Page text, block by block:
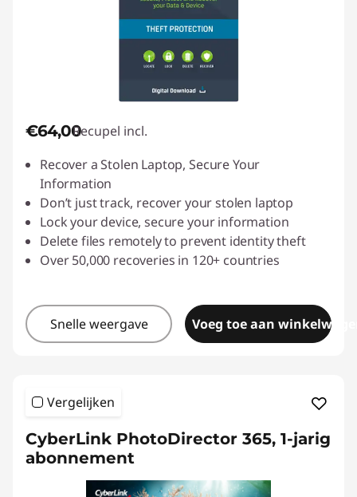
€64,00Recupel incl.
Recover a Stolen Laptop, Secure Your
Information
Don’t just track, recover your stolen laptop
Lock your device, secure your information
Delete files remotely to prevent identity theft
Over 50,000 recoveries in 120+ countries
Snelle weergave Voeg toe aan
Vergelijken
CyberLink PhotoDirector 365, 1-jarig
abonnement